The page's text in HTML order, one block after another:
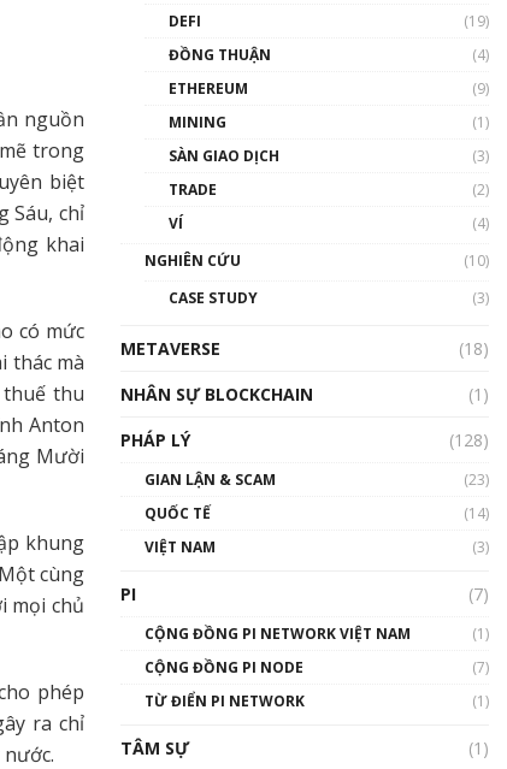
nguồn
trong
biệt
Sáu, chỉ
khai
có mức
thác mà
thu
Anton
Mười
khung
cùng
mọi chủ
phép
ra chỉ
Blockchain đang được ứng
01:34:46
01:32:59
Talkshow17: Mùa đông
Crypto – Chiếc khăn gió ấm
DEFI
(19)
ĐỒNG THUẬN
(4)
ETHEREUM
(9)
MINING
(1)
SÀN GIAO DỊCH
(3)
TRADE
(2)
VÍ
(4)
NGHIÊN CỨU
(10)
CASE STUDY
(3)
METAVERSE
(18)
NHÂN SỰ BLOCKCHAIN
(1)
PHÁP LÝ
(128)
GIAN LẬN & SCAM
(23)
QUỐC TẾ
(14)
VIỆT NAM
(3)
PI (7)
CỘNG ĐỒNG PI NETWORK VIỆT NAM
(1)
CỘNG ĐỒNG PI NODE
(7)
TỪ ĐIỂN PI NETWORK
(1)
TÂM SỰ
(1)